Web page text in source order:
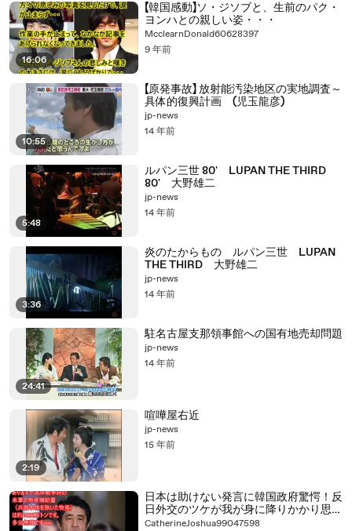
16:06
【韓国感動】ソ・ジソブと、生前のパク・
ヨンハとの親しい姿・・・
McclearnDonald60628397
9 年前
10:55
【原発事故】 放射能汚染地区の実地調査～
具体的復興計画 (児玉龍彦)
jp-news
14 年前
5:48
ルパン三世 80' LUPAN THE THIRD
80' 大野雄二
jp-news
14 年前
3:36
炎のたからもの ルパン三世 LUPAN
THE THIRD 大野雄二
jp-news
14 年前
24:41
駐名古屋支那領事館への国有地売却問題
jp-news
14 年前
2:19
喧嘩屋右近
jp-news
15 年前
日本は助けない発言に韓国政府驚愕！反
日外交のツケが我が身に降りかかり思わ
ず絶句！
CatherineJoshua99047598